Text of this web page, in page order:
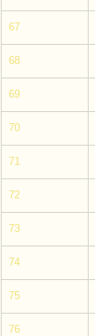
67
68
69
70
71
72
73
74
75
76